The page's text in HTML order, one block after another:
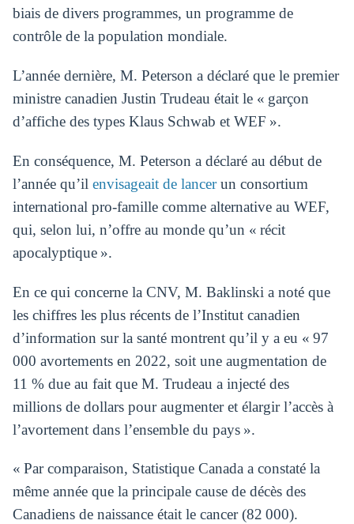
biais de divers programmes, un programme de
contrôle de la population mondiale.
L’année dernière, M. Peterson a déclaré que le premier
ministre canadien Justin Trudeau était le « garçon
d’affiche des types Klaus Schwab et WEF ».
En conséquence, M. Peterson a déclaré au début de
l’année qu’il envisageait de lancerun consortium
international pro-famille comme alternative au WEF,
qui, selon lui, n’offre au monde qu’un « récit
apocalyptique ».
En ce qui concerne la CNV, M. Baklinski a noté que
les chiffres les plus récents de l’Institut canadien
d’information sur la santé montrent qu’il y a eu « 97
000 avortements en 2022, soit une augmentation de
11 % due au fait que M. Trudeau a injecté des
millions de dollars pour augmenter et élargir l’accès à
l’avortement dans l’ensemble du pays ».
« Par comparaison, Statistique Canada a constaté la
même année que la principale cause de décès des
Canadiens de naissance était le cancer (82 000).